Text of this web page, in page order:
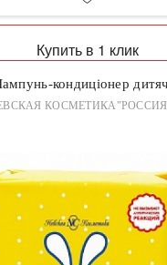
Купить в 1 клик
кондиціонер
КОСМЕТИКА"РОССИЯ